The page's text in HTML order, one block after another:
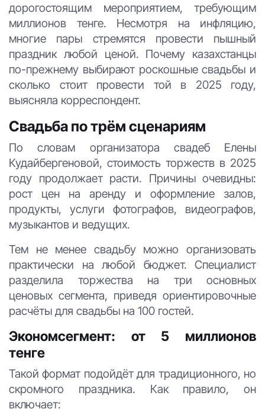
дорогостоящим мероприятием, требующим
миллионов тенге. Несмотря на инфляцию,
многие пары стремятся провести пышный
праздник любой ценой. Почему казахстанцы
по-прежнему выбирают роскошные свадьбы и
сколько стоит провести той в 2025 году,
выясняла корреспондент.
Свадьба по трём сценариям
По словам организатора свадеб Елены
Кудайбергеновой, стоимость торжеств в 2025
году продолжает расти. Причины очевидны:
рост цен на аренду и оформление залов,
продукты, услуги фотографов, видеографов,
музыкантов и ведущих.
Тем не менее свадьбу можно организовать
практически на любой бюджет. Специалист
разделила торжества на три основных
ценовых сегмента, приведя ориентировочные
расчёты для свадьбы на 100 гостей.
Экономсегмент: от 5 миллионов
тенге
Такой формат подойдёт для традиционного, но
скромного праздника. Как правило, он
включает: